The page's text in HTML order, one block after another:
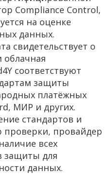
Compliance Control,
на оценке
данных.
свидетельствует о
облачная
соответствуют
защиты
платёжных
МИР и других.
стандартов и
проверки, провайдер
всех
защиты для
данных.